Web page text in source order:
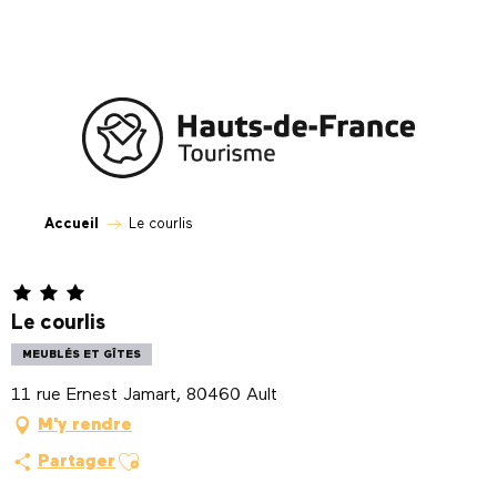
Accueil Le courlis
Le courlis
MEUBLÉS ET GÎTES
11 rue Ernest Jamart, 80460 Ault
M'y rendre
Partager Ajouter aux favoris